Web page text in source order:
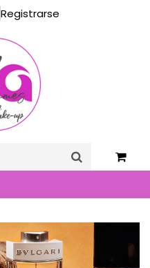
Registrarse